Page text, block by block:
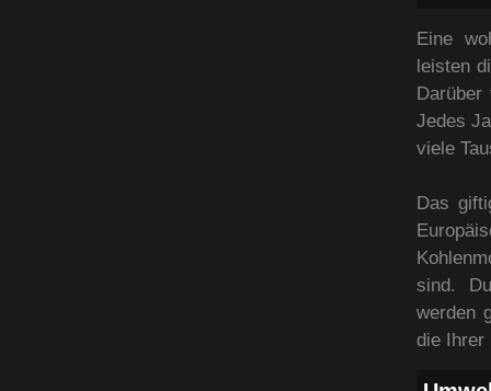
Eine
leisten
Jedes
viele
Das
sind.
werden
die Ihrer